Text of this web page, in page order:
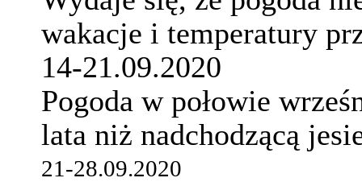
wakacje i temperatury
14-21.09.2020
Pogoda w połowie
lata niż nadchodzącą
21-28.09.2020